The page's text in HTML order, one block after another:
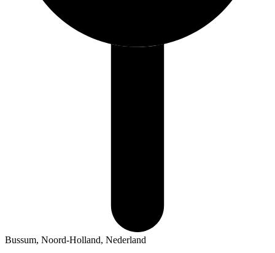
Bussum, Noord-Holland, Nederland